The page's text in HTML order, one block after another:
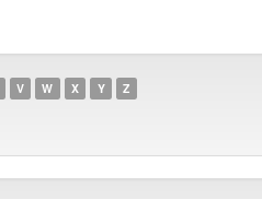
V W X Y Z